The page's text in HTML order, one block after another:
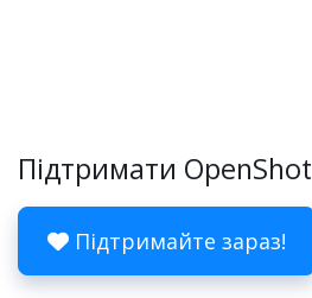
Підтримати OpenShot
Підтримайте зараз!